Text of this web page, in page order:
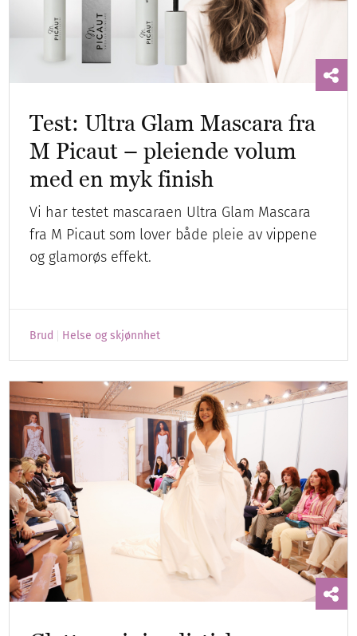
Test: Ultra Glam Mascara fra
M Picaut – pleiende volum
med en myk finish
Vi har testet mascaraen Ultra Glam Mascara
fra M Picaut som lover både pleie av vippene
og glamorøs effekt.
Brud Helse og skjønnhet